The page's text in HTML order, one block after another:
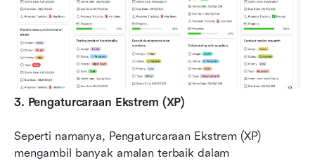
3. Pengaturcaraan Ekstrem (XP)
Seperti namanya, Pengaturcaraan Ekstrem (XP)
mengambil banyak amalan terbaik dalam